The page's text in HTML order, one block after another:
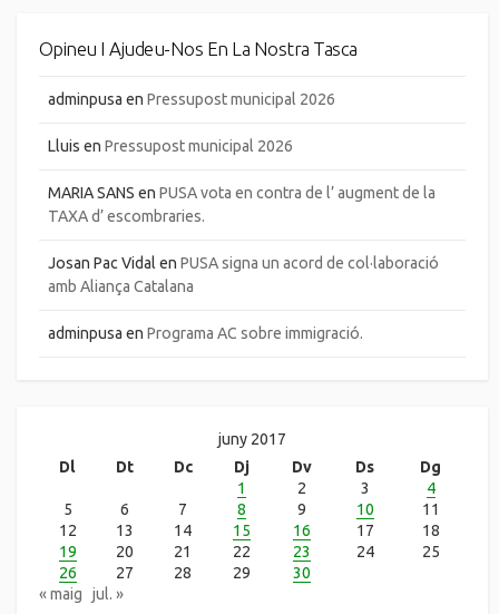
Opineu I Ajudeu-Nos En La Nostra Tasca
adminpusa en Pressupost municipal 2026
Lluis en Pressupost municipal 2026
MARIA SANS en PUSA vota en contra de l’ augment de la
TAXA d’ escombraries.
Josan Pac Vidal en PUSA signa un acord de col·laboració
amb Aliança Catalana
adminpusa en Programa AC sobre immigració.
juny 2017
Dl
Dt Dc Dj Dv Ds
Dg
1
2 3
4
5
6 7 8 9 10
11
12
13 14 15 16 17
18
19
20 21 22 23 24
25
26
27 28 29
30
« maig
jul. »